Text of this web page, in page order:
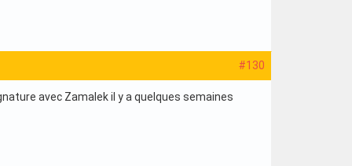
#130
avec Zamalek il y a quelques semaines